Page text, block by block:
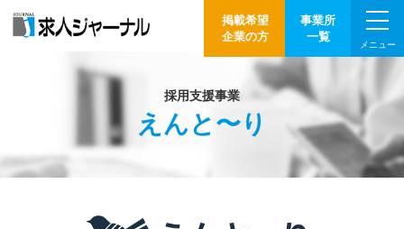
掲載希望
企業の方
事業所
一覧
メニュー
採用支援事業
えんと〜り